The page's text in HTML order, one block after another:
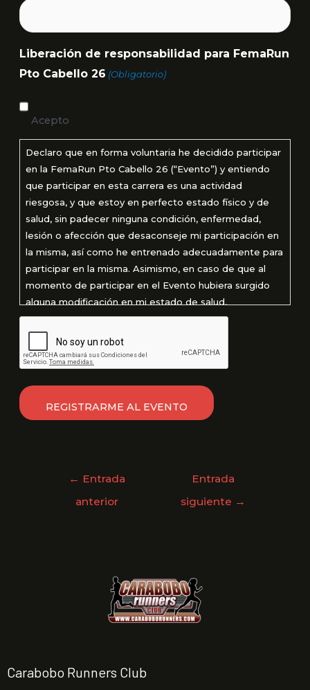
Liberación de responsabilidad para FemaRun
Pto Cabello 26 (Obligatorio)
Acepto
Declaro que en forma voluntaria he decidido participar
en la FemaRun Pto Cabello 26 (“Evento”) y entiendo
que participar en esta carrera es una actividad
riesgosa, y que estoy en perfecto estado físico y de
salud, sin padecer ninguna condición, enfermedad,
lesión o afección que desaconseje mi participación en
la misma, así como he entrenado adecuadamente para
participar en la misma. Asimismo, en caso de que al
momento de participar en el Evento hubiera surgido
alguna modificación en mi estado de salud,
especialmente si manifiesto síntomas propios de la
Covid-19 o un contacto cercano los manifiesta, me
comprometo a no participar en el Evento.
← Entrada
anterior
Entrada
siguiente →
Carabobo Runners Club